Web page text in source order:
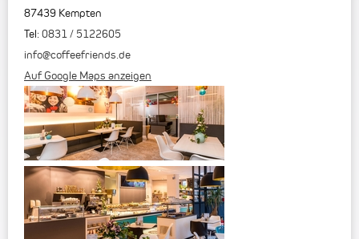
87439 Kempten
Tel: 0831 / 5122605
info@coffeefriends.de
Auf Google Maps anzeigen